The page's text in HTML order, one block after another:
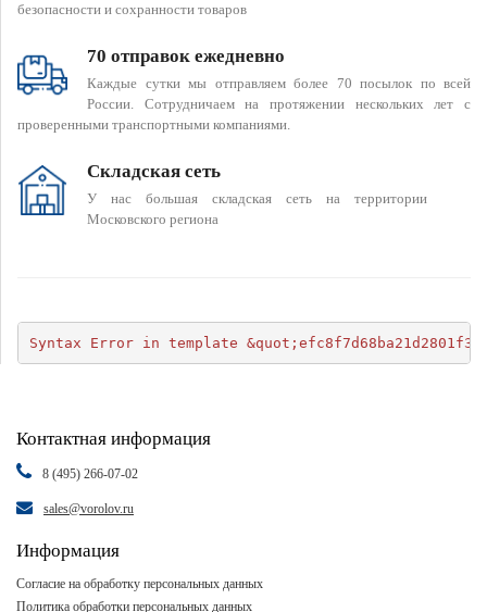
безопасности и сохранности товаров
70 отправок ежедневно
Каждые сутки мы отправляем более 70 посылок по всей
России. Сотрудничаем на протяжении нескольких лет с
проверенными транспортными компаниями.
Складская сеть
У нас большая складская сеть на территории
Московского региона
Syntax Error in template
Контактная информация
8 (495) 266-07-02
sales@vorolov.ru
Информация
Согласие на обработку персональных данных
Политика обработки персональных данных